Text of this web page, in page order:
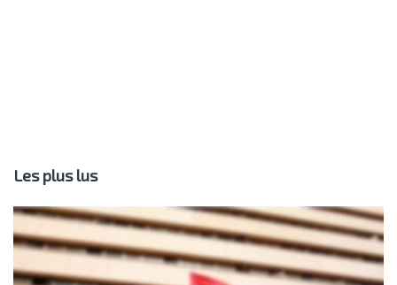
Les plus lus